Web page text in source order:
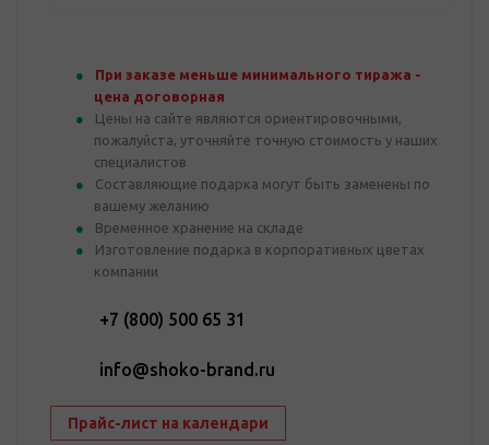
При заказе меньше минимального тиража -
цена договорная
Цены на сайте являются ориентировочными,
пожалуйста, уточняйте точную стоимость у наших
специалистов
Составляющие подарка могут быть заменены по
вашему желанию
Временное хранение на складе
Изготовление подарка в корпоративных цветах
компании
+7 (800) 500 65 31
info@shoko-brand.ru
Прайс-лист на календари